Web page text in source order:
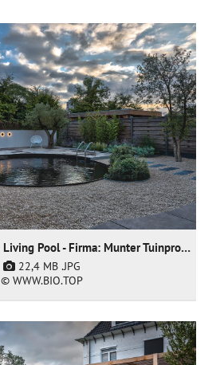
1. Platz - KATEGORIE: Living Pool - Firma: Munter Tuinprojecten
22,4 MB .JPG
© WWW.BIO.TOP